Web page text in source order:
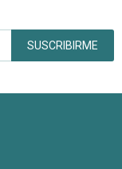
SUSCRIBIRME